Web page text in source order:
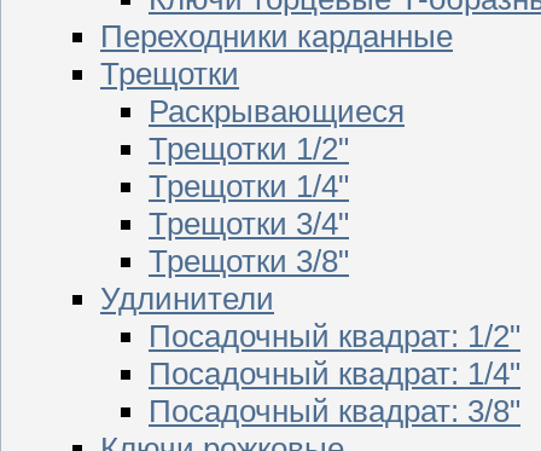
Переходники карданные
Трещотки
Раскрывающиеся
Трещотки 1/2"
Трещотки 1/4"
Трещотки 3/4"
Трещотки 3/8"
Удлинители
Посадочный квадрат: 1/2"
Посадочный квадрат: 1/4"
Посадочный квадрат: 3/8"